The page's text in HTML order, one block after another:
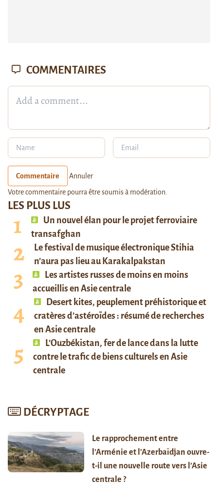
LES PLUS LUS
Un nouvel élan pour le projet ferroviaire
transafghan
Le festival de musique électronique Stihia
n’aura pas lieu au Karakalpakstan
Les artistes russes de moins en moins
accueillis en Asie centrale
Desert kites, peuplement préhistorique et
cratères d’astéroïdes : résumé de recherches
en Asie centrale
L’Ouzbékistan, fer de lance dans la lutte
contre le trafic de biens culturels en Asie
centrale
DÉCRYPTAGE
Le rapprochement entre
l’Arménie et l’Azerbaïdjan ouvre-
t-il une nouvelle route vers l’Asie
centrale ?
COMMENTAIRES
Commentaire Annuler
Votre commentaire pourra être soumis à modération.